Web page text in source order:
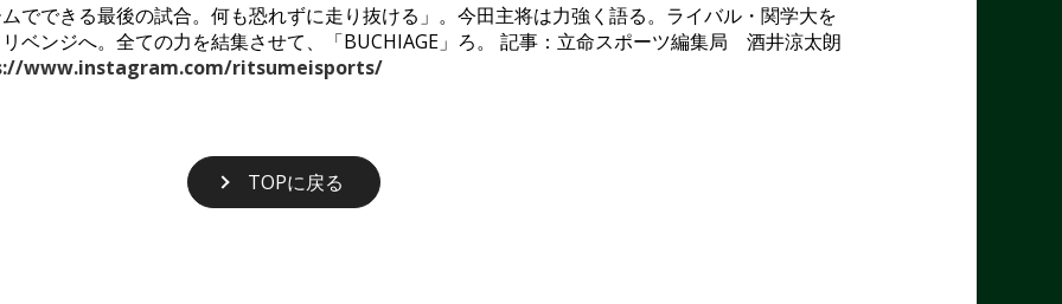
でできる最後の試合。何も恐れずに走り抜ける」。今田主将は力強く語る。ライバル・関学大を
ベンジへ。全ての力を結集させて、「BUCHIAGE 」ろ。 記事：立命スポーツ編集局 酒井涼太朗
www.instagram.com/ritsumeisports/
TOPに戻る